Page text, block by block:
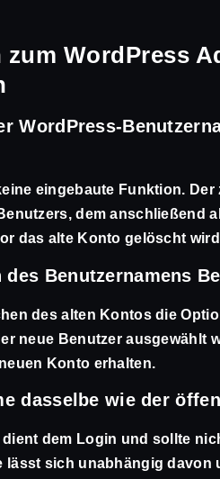
zum WordPress
WordPress-
eingebaute Funktion.
dem anschließend
das alte Konto gelöscht
des Benutzernamens
des alten Kontos die
neue Benutzer ausgewählt
Konto erhalten.
dasselbe wie der
dient dem Login und sollte
lässt sich unabhängig davon